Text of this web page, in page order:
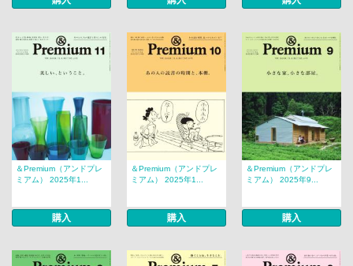
＆Premium（アンドプレ
ミアム） 2025年1...
購入
＆Premium（アンドプレ
ミアム） 2025年1...
購入
＆Premium（アンドプレ
ミアム） 2025年9...
購入